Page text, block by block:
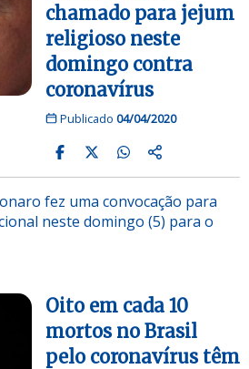
chamado para jejum
religioso neste
domingo contra
coronavírus
Publicado 04/04/2020
fez uma convocação para
neste domingo (5) para o
Oito em cada 10
mortos no Brasil
pelo coronavírus têm